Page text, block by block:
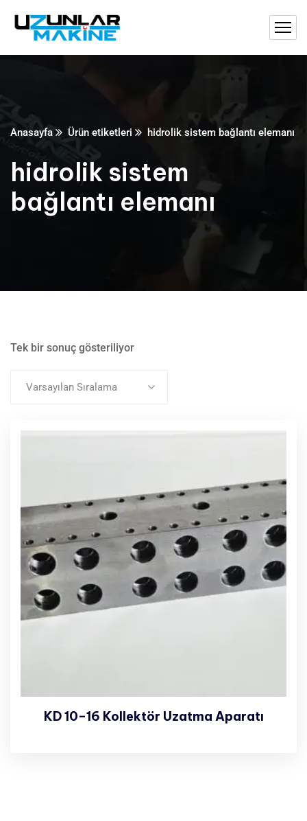
Anasayfa Ürün etiketleri hidrolik sistem bağlantı elemanı
hidrolik sistem
bağlantı elemanı
Tek bir sonuç gösteriliyor
Varsayılan Sıralama
KD 10–16 Kollektör Uzatma Aparatı